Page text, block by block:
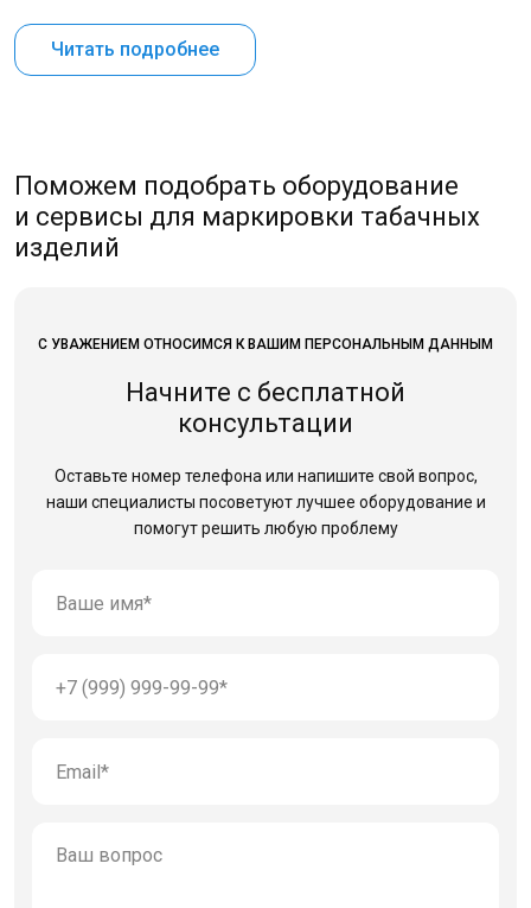
Читать подробнее
Поможем подобрать оборудование
и сервисы для маркировки табачных
изделий
С УВАЖЕНИЕМ ОТНОСИМСЯ К ВАШИМ ПЕРСОНАЛЬНЫМ ДАННЫМ
Начните с бесплатной
консультации
Оставьте номер телефона или напишите свой вопрос,
наши специалисты посоветуют лучшее оборудование и
помогут решить любую проблему